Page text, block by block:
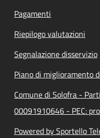
Pagamenti
Riepilogo valutazioni
Segnalazione disservizio
Piano di miglioramento
Comune di Solofra -
00091910646 - PEC:
Powered by Sportello